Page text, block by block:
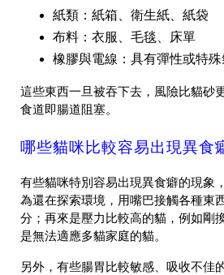
紙類：紙箱、衛生紙、紙袋
布料：衣服、毛毯、床單
橡膠與電線：具有彈性或特殊
這些東西一旦被吞下去，風險比貓砂
食道即腸道阻塞。
哪些貓咪比較容易出現異食
有些貓咪特別容易出現異食癖的現象
為還在探索環境，用嘴巴接觸各種東
分；再來是壓力比較高的貓，例如剛
是無法適應多貓家庭的貓。
另外，有些腸胃比較敏感、吸收不佳